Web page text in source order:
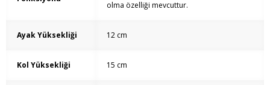
olma özelliği mevcuttur.
Ayak Yüksekliği 12 cm
Kol Yüksekliği 15 cm